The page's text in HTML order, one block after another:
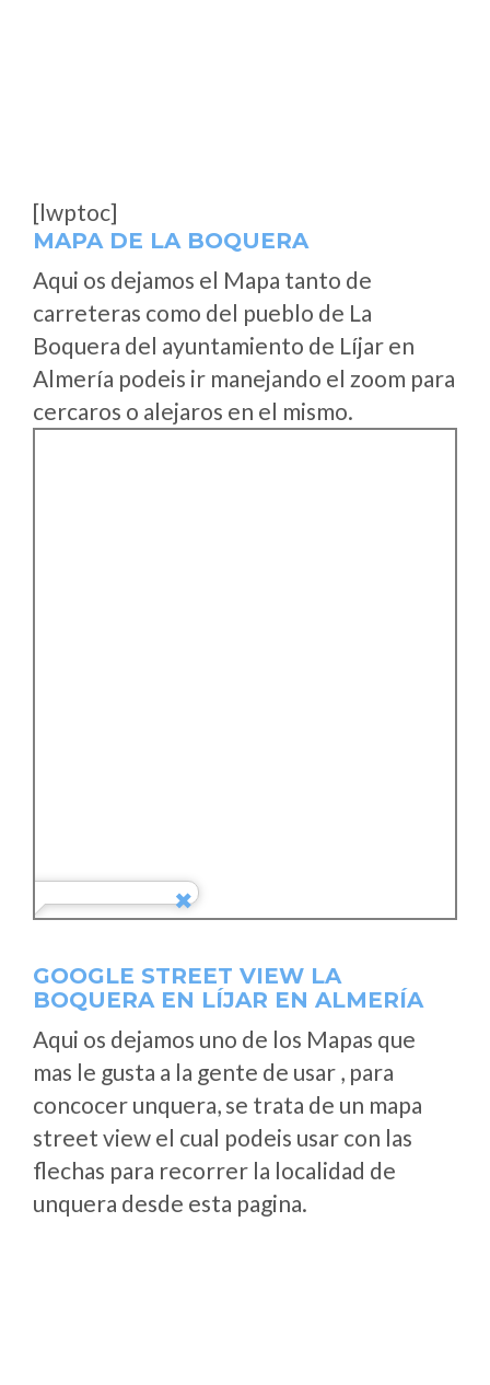
[lwptoc]
MAPA DE LA BOQUERA
Aqui os dejamos el Mapa tanto de
carreteras como del pueblo de La
Boquera del ayuntamiento de Líjar en
Almería podeis ir manejando el zoom para
cercaros o alejaros en el mismo.
GOOGLE STREET VIEW LA
BOQUERA EN LÍJAR EN ALMERÍA
Aqui os dejamos uno de los Mapas que
mas le gusta a la gente de usar , para
concocer unquera, se trata de un mapa
street view el cual podeis usar con las
flechas para recorrer la localidad de
unquera desde esta pagina.